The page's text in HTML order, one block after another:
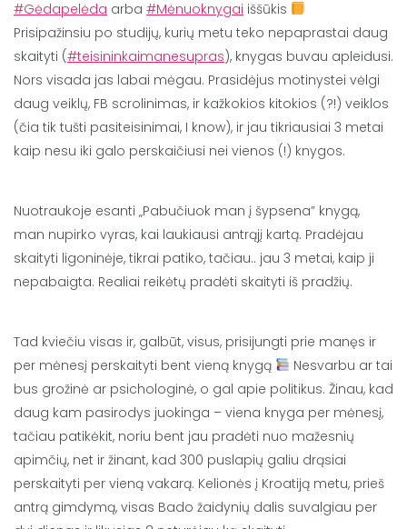
#Gėdapelėda arba #Mėnuoknygai iššūkis
Prisipažinsiu po studijų, kurių metu teko nepaprastai daug
skaityti (#teisininkaimanesupras), knygas buvau apleidusi.
Nors visada jas labai mėgau. Prasidėjus motinystei vėlgi
daug veiklų, FB scrolinimas, ir kažkokios kitokios (?!) veiklos
(čia tik tušti pasiteisinimai, I know), ir jau tikriausiai 3 metai
kaip nesu iki galo perskaičiusi nei vienos (!) knygos.
Nuotraukoje esanti „Pabučiuok man į šypsena” knygą,
man nupirko vyras, kai laukiausi antrąjį kartą. Pradėjau
skaityti ligoninėje, tikrai patiko, tačiau.. jau 3 metai, kaip ji
nepabaigta. Realiai reikėtų pradėti skaityti iš pradžių.
Tad kviečiu visas ir, galbūt, visus, prisijungti prie manęs ir
per mėnesį perskaityti bent vieną knygą
Nesvarbu ar tai
bus grožinė ar psichologinė, o gal apie politikus. Žinau, kad
daug kam pasirodys juokinga – viena knyga per mėnesį,
tačiau patikėkit, noriu bent jau pradėti nuo mažesnių
apimčių, net ir žinant, kad 300 puslapių galiu drąsiai
perskaityti per vieną vakarą. Kelionės į Kroatiją metu, prieš
antrą gimdymą, visas Bado žaidynių dalis suvalgiau per